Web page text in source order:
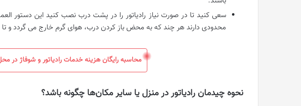
سعی کنید تا در صورت نیاز رادیاتور را در پشت درب نصب کنید این
محدودی دارند هر چند که به محض باز کردن درب، هوای گرم خارج می گردد و تا
محاسبه رایگان هزینه خدمات رادیاتور و شوفاژ در
نحوه چیدمان رادیاتور در منزل یا سایر مکان‌ها چگونه باشد؟